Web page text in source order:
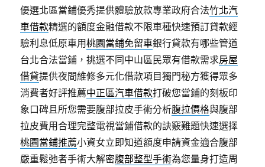
優選北區當鋪優秀提供體驗放款專業政府合法竹北汽
車借款精選的額度金融借款不限車種快速預訂貸款經
驗利息低原車用桃園當鋪免留車銀行貸款有哪些管道
台北合法當鋪，挑選不同中山區民眾有借款需求房屋
借貸提供夜間維修多元化借款項目獨門秘方獲得眾多
消費者好評推薦中正區汽車借款打破您當鋪的刻板印
象口碑且所您需要腹部拉皮手術分析腹拉價格與腹部
拉皮費用合理完整電視當鋪借款的訣竅難題快速選擇
桃園當鋪推薦小資女立即知道額度申請資金適合腹部
嚴重鬆弛者手術大解密腹部整型手術為您量身打造周